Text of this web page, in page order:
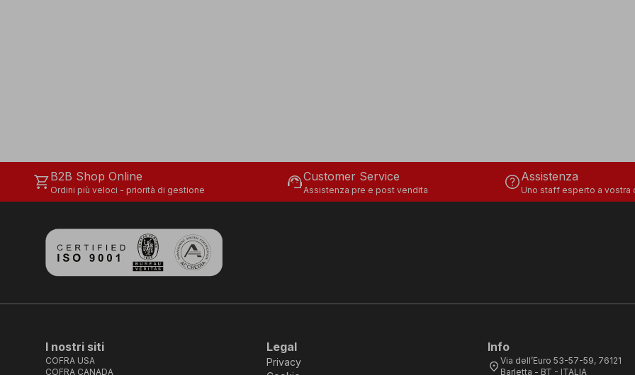
shopping_cartB2B Shop Online
Ordini più veloci - priorità di gestione support_agentCustomer Service
Assistenza pre e post vendita helpAssistenza
Uno staff esperto a vostra
I nostri siti
COFRA USA
COFRA CANADA
Legal
Privacy
Info
location_on Via dell’Euro 53-57-59, 76121
Barletta - BT - ITALIA